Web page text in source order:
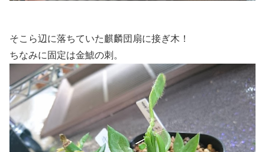
そこら辺に落ちていた麒麟団扇に接ぎ木！
ちなみに固定は金鯱の刺。